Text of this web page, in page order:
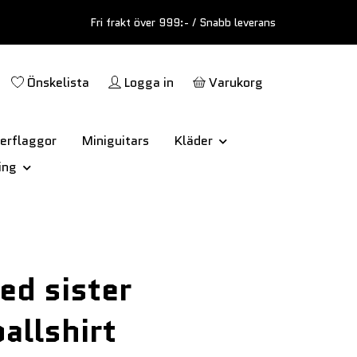
Fri frakt över 999:- / Snabb leverans
Önskelista Logga in Varukorg
Miniguitars
Kläder
sister